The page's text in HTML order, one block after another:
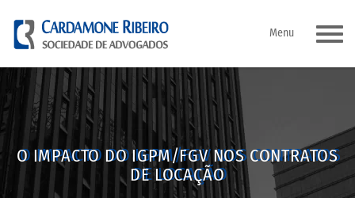
Pular
para
o
conteúdo
Menu
O IMPACTO DO IGPM/FGV NOS CONTRATOS
DE LOCAÇÃO